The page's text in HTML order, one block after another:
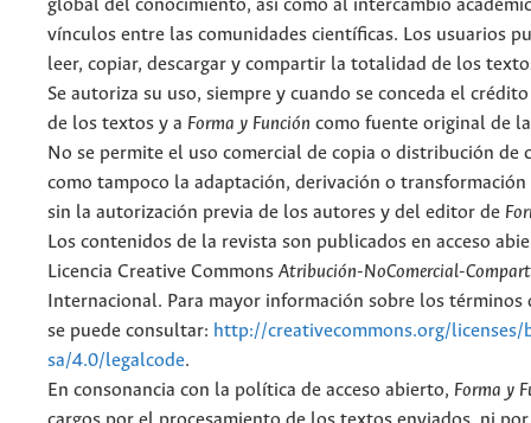
global del conocimiento, así como al intercambio
vínculos entre las comunidades científicas. Los usuarios
leer, copiar, descargar y compartir la totalidad de los
Se autoriza su uso, siempre y cuando se conceda el
de los textos y a Forma y Función como fuente original de
No se permite el uso comercial de copia o distribución de
como tampoco la adaptación, derivación o transformación
sin la autorización previa de los autores y del editor de
Los contenidos de la revista son publicados en acceso
Licencia Creative Commons Atribución-NoComercial-
Internacional. Para mayor información sobre los términos
se puede consultar: http://creativecommons.org/licenses/
sa/4.0/legalcode.
En consonancia con la política de acceso abierto, Forma y